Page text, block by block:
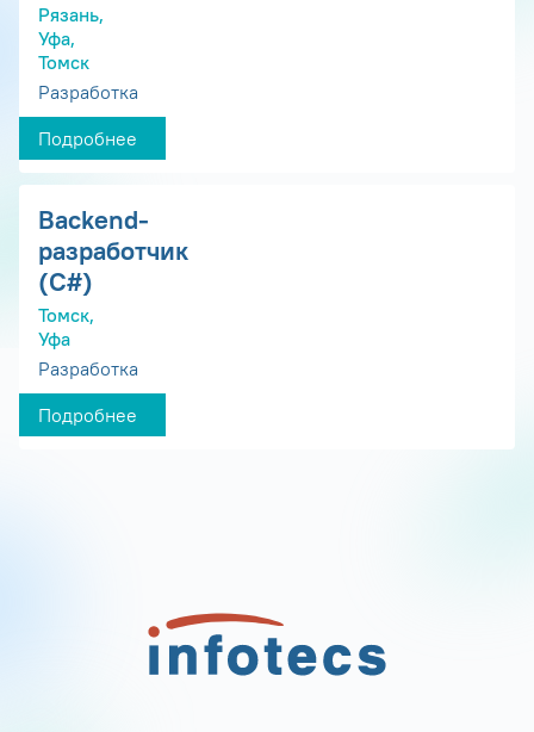
Рязань,
Уфа,
Томск
Разработка
Подробнее
Backend-
разработчик
(C#)
Томск,
Уфа
Разработка
Подробнее